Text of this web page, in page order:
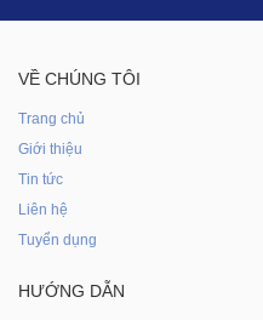
VỀ CHÚNG TÔI
Trang chủ
Giới thiệu
Tin tức
Liên hệ
Tuyển dụng
HƯỚNG DẪN